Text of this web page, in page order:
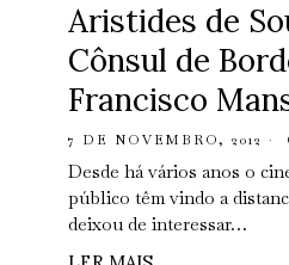
Aristides de
Cônsul de
Francisco
7 DE NOVEMBRO, 2012
Desde há vários anos o
público têm vindo a
deixou de interessar…